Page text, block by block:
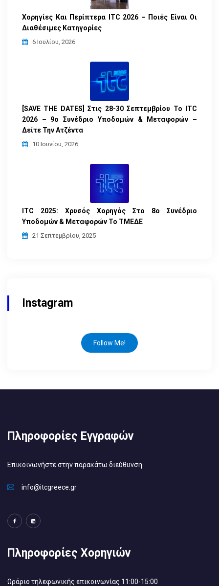
Χορηγίες Και Περίπτερα ITC 2026 – Ποιές Είναι Οι
Διαθέσιμες Κατηγορίες
6 Ιουλίου, 2026
[SAVE THE DATES] Στις 28-30 Σεπτεμβρίου Το ITC
2026 – 9ο Συνέδριο Υποδομών & Μεταφορών –
Δείτε Την Ατζέντα
10 Ιουνίου, 2026
ITC 2025: Χρυσός Χορηγός Στο 8ο Συνέδριο
Υποδομών & Μεταφορών Το ΤΜΕΔΕ
21 Σεπτεμβρίου, 2025
Instagram
Follow Me!
Πληροφορίες Εγγραφών
Επικοινωνήστε στην παρακάτω διεύθυνση.
info@itcgreece.gr
Πληροφορίες Χορηγιών
Ωράριο τηλεφωνικής επικοινωνίας 11:00-15:00